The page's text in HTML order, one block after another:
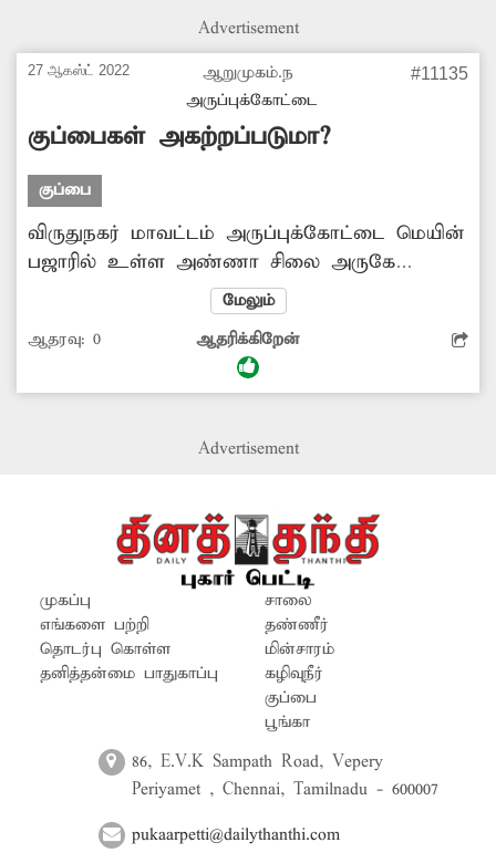
இடத்தில் குப்பை தொட்டி வைக்கவும்
வேண்டும்.
Advertisement
27 ஆகஸ்ட் 2022
ஆறுமுகம்.ந
அருப்புக்கோட்டை
#11135
குப்பைகள் அகற்றப்படுமா?
குப்பை
விருதுநகர் மாவட்டம் அருப்புக்கோட்டை மெயின்
பஜாரில் உள்ள அண்ணா சிலை அருகே
குப்பைகள் அகற்றப்பட்டு பல நாட்களாகிறது.
இதனால் இப்பகுதியில் வீசும் துர்நாற்றத்தால்
பொதுமக்கள், வாகன ஓட்டிகள்
சிரமப்படுகிறார்கள். எனவே தேங்கி கிடக்கும்
மேலும்
ஆதரவு: 0 ஆதரிக்கிறேன்
Advertisement
முகப்பு
எங்களை பற்றி
தொடர்பு கொள்ள
தனித்தன்மை பாதுகாப்பு
சாலை
தண்ணீர்
மின்சாரம்
கழிவுநீர்
குப்பை
பூங்கா
86, E.V.K Sampath Road, Vepery
Periyamet , Chennai, Tamilnadu - 600007
pukaarpetti@dailythanthi.com